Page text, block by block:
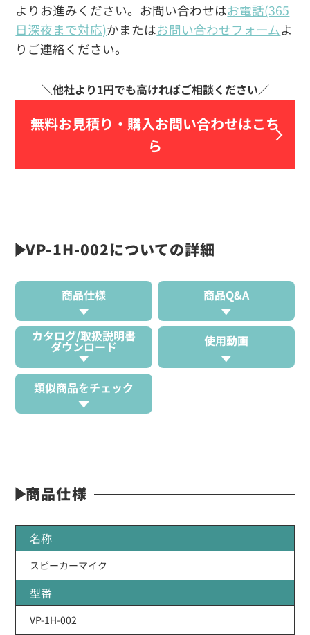
よりお進みください。お問い合わせはお電話(365
日深夜まで対応)かまたはお問い合わせフォームよ
りご連絡ください。
無料お見積り・ 購入お問い合わせはこち
ら
VP-1H-002についての詳細
商品仕様 商品Q&A
カタログ/取扱説明書
ダウンロード 使用動画
類似商品をチェック
商品仕様
名称
スピーカーマイク
型番
VP-1H-002